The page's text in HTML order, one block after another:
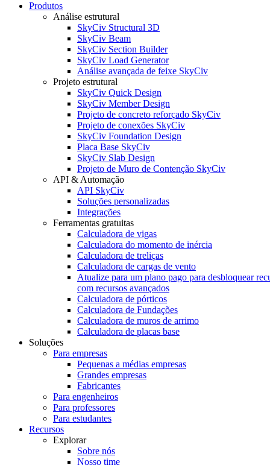
Produtos
Análise estrutural
SkyCiv Structural 3D
SkyCiv Beam
SkyCiv Section Builder
SkyCiv Load Generator
Análise avançada de feixe SkyCiv
Projeto estrutural
SkyCiv Quick Design
SkyCiv Member Design
Projeto de concreto reforçado SkyCiv
Projeto de conexões SkyCiv
SkyCiv Foundation Design
Placa Base SkyCiv
SkyCiv Slab Design
Projeto de Muro de Contenção SkyCiv
API & Automação
API SkyCiv
Soluções personalizadas
Integrações
Ferramentas gratuitas
Calculadora de vigas
Calculadora do momento de inércia
Calculadora de treliças
Calculadora de cargas de vento
Atualize para um plano pago para desbloquear
com recursos avançados
Calculadora de pórticos
Calculadora de Fundações
Calculadora de muros de arrimo
Calculadora de placas base
Soluções
Para empresas
Pequenas a médias empresas
Grandes empresas
Fabricantes
Para engenheiros
Para professores
Para estudantes
Recursos
Explorar
Sobre nós
Nosso time